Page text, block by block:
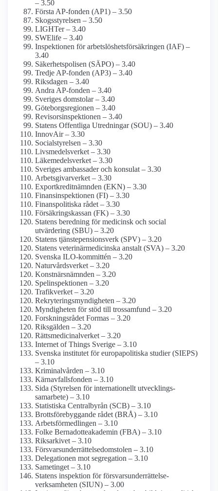
– 3.50
Första AP-fonden (AP1) – 3.50
Skogsstyrelsen – 3.50
LIGHTer – 3.40
SWElife – 3.40
Inspektionen för arbetslöshets­försäkringen (IAF) –
3.40
Säkerhets­polisen (SÄPO) – 3.40
Tredje AP-fonden (AP3) – 3.40
Riksdagen – 3.40
Andra AP-fonden – 3.40
Sveriges domstolar – 3.40
Göteborgs­regionen – 3.40
Revisors­inspektionen – 3.40
Statens Offentliga Utredningar (SOU) – 3.40
InnovAir – 3.30
Socialstyrelsen – 3.30
Livsmedels­verket – 3.30
Läkemedels­verket – 3.30
Sveriges ambassader och konsulat – 3.30
Arbetsgivarverket – 3.30
Exportkredit­nämnden (EKN) – 3.30
Finans­inspektionen (FI) – 3.30
Finanspolitiska rådet – 3.30
Försäkringskassan (FK) – 3.30
Statens beredning för medicinsk och social
utvärdering (SBU) – 3.20
Statens tjänste­pensions­verk (SPV) – 3.20
Statens veterinär­medicinska anstalt (SVA) – 3.20
Svenska ILO-kommittén – 3.20
Naturvårds­verket – 3.20
Konstnärs­nämnden – 3.20
Spel­inspektionen – 3.20
Trafikverket – 3.20
Rekrytering­smyndigheten – 3.20
Myndigheten för stöd till tros­samfund – 3.20
Forskningsrådet Formas – 3.20
Riksgälden – 3.20
Rättsmedicinal­verket – 3.20
Internet of Things Sverige – 3.10
Svenska institutet för europa­politiska studier (SIEPS)
– 3.10
Kriminal­vården – 3.10
Kärnavfalls­fonden – 3.10
Sida (Styrelsen för internationellt utvecklings­
samarbete) – 3.10
Statistiska Centralbyrån (SCB) – 3.10
Brotts­förebyggande rådet (BRÅ) – 3.10
Arbetsförmedlingen – 3.10
Folke Bernadotte­akademin (FBA) – 3.10
Riksarkivet – 3.10
Försvars­underrättelse­domstolen – 3.10
Delegationen mot segregation – 3.10
Sametinget – 3.10
Statens inspektion för försvars­underrättelse­
verksamheten (SIUN) – 3.00